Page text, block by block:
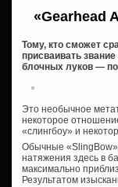
«Gearhead
Тому, кто сможет
присваивать
блочных луков — по
Это необычное
некоторое
«слингбоу» и
Обычные «SlingBow»
натяжения здесь в
максимально
Результатом